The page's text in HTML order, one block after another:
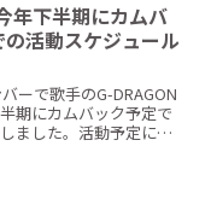
年下半期にカムバ
活動スケジュール
ーで歌手のG-DRAGON
期にカムバック予定で
ました。活動予定には